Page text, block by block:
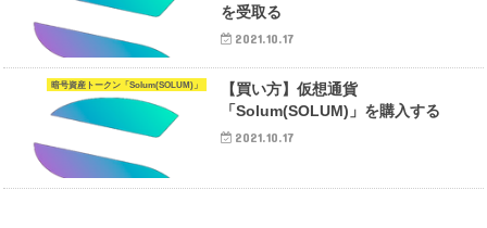
を受取る
2021.10.17
暗号資産トークン「Solum(SOLUM)」
【買い方】仮想通貨
「Solum(SOLUM)」を購入する
2021.10.17